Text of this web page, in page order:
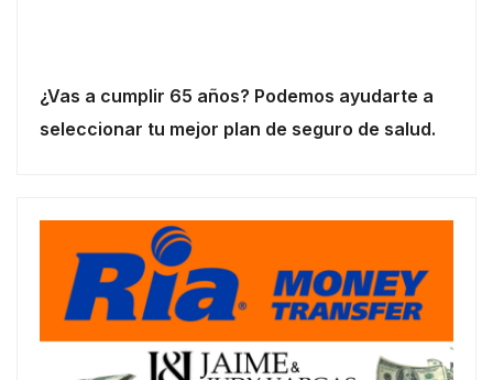
¿Vas a cumplir 65 años? Podemos ayudarte a
seleccionar tu mejor plan de seguro de salud.